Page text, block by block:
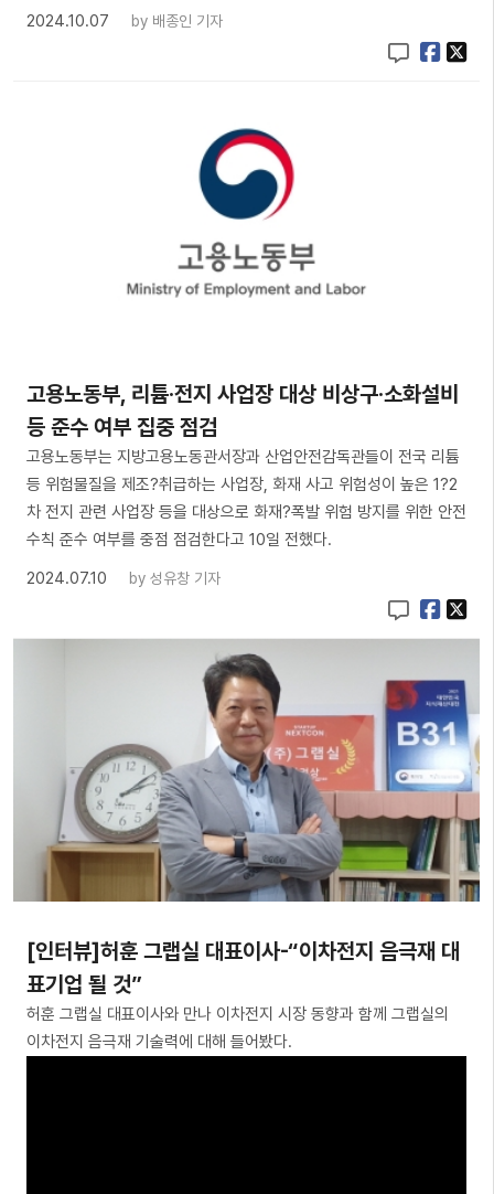
2024.10.07
by 배종인 기자
고용노동부, 리튬·전지 사업장 대상 비상구·소화설비
등 준수 여부 집중 점검
고용노동부는 지방고용노동관서장과 산업안전감독관들이 전국 리튬
등 위험물질을 제조?취급하는 사업장, 화재 사고 위험성이 높은 1?2
차 전지 관련 사업장 등을 대상으로 화재?폭발 위험 방지를 위한 안전
수칙 준수 여부를 중점 점검한다고 10일 전했다.
2024.07.10
by 성유창 기자
[인터뷰]허훈 그랩실 대표이사-“이차전지 음극재 대
표기업 될 것”
허훈 그랩실 대표이사와 만나 이차전지 시장 동향과 함께 그랩실의
이차전지 음극재 기술력에 대해 들어봤다.